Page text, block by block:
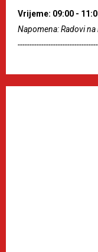
Vrijeme: 09:00 -
Napomena: Radovi